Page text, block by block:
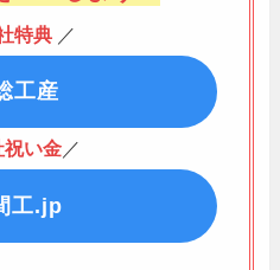
特典 ／
工産
祝い金 ／
工.jp